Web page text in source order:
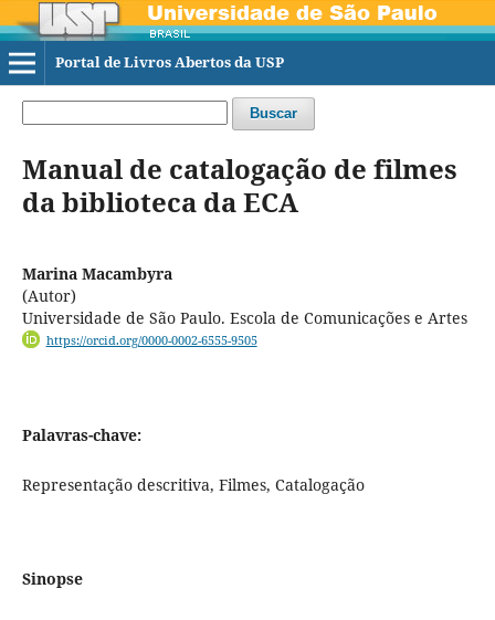
Portal de Livros Abertos da USP
Buscar
Manual de catalogação de filmes
da biblioteca da ECA
Marina Macambyra
(Autor)
Universidade de São Paulo. Escola de Comunicações e Artes
https://orcid.org/0000-0002-6555-9505
Palavras-chave:
Representação descritiva, Filmes, Catalogação
Sinopse